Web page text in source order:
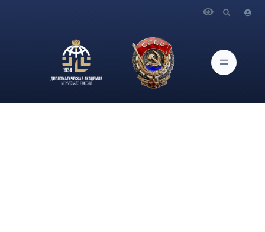
Дипломатической академии МИД России О.Г.Карповича в
открытии «Международной школы дипломатии» на тему
«Евразийское партнерство»